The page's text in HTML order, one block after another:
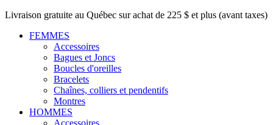
Livraison gratuite au Québec sur achat de 225 $ et plus (avant taxes)
FEMMES
Accessoires
Bagues et Joncs
Boucles d'oreilles
Bracelets
Chaînes, colliers et pendentifs
Montres
HOMMES
Accessoires